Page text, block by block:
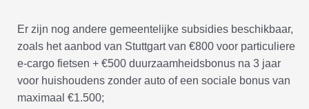
Er zijn nog andere gemeentelijke subsidies beschikbaar,
zoals het aanbod van Stuttgart van €800 voor particuliere
e-cargo fietsen + €500 duurzaamheidsbonus na 3 jaar
voor huishoudens zonder auto of een sociale bonus van
maximaal €1.500;